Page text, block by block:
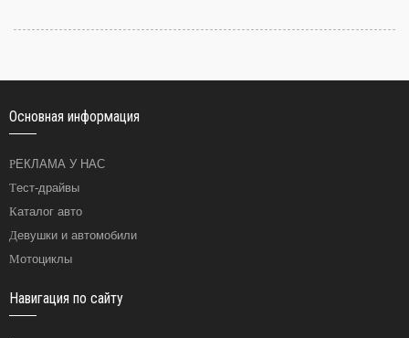
Основная информация
РЕКЛАМА У НАС
Тест-драйвы
Каталог авто
Девушки и автомобили
Мотоциклы
Навигация по сайту